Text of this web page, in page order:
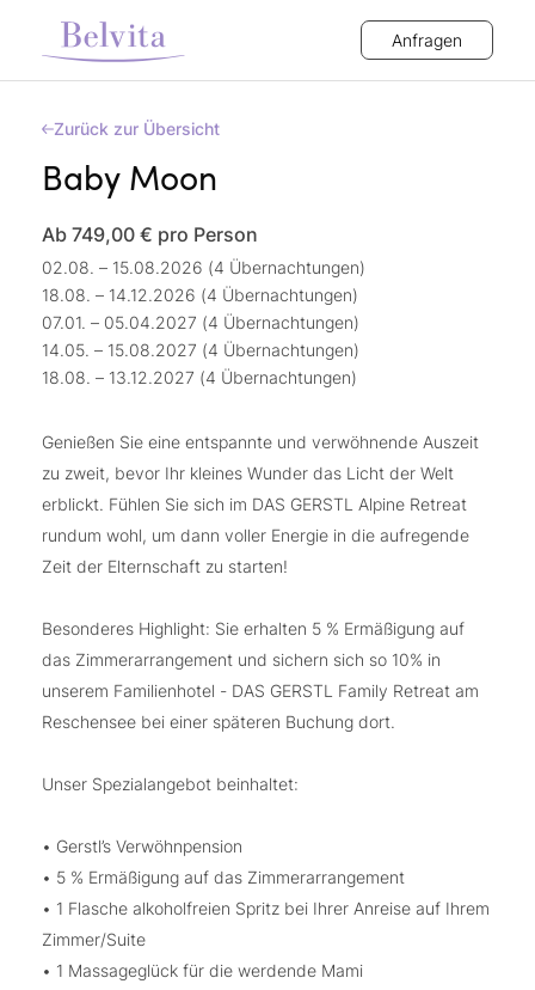
Anfragen
Zurück zur Übersicht
Baby Moon
Ab 749,00 € pro Person
02.08. – 15.08.2026 (4 Übernachtungen)
18.08. – 14.12.2026 (4 Übernachtungen)
07.01. – 05.04.2027 (4 Übernachtungen)
14.05. – 15.08.2027 (4 Übernachtungen)
18.08. – 13.12.2027 (4 Übernachtungen)
Genießen Sie eine entspannte und verwöhnende Auszeit
zu zweit, bevor Ihr kleines Wunder das Licht der Welt
erblickt. Fühlen Sie sich im DAS GERSTL Alpine Retreat
rundum wohl, um dann voller Energie in die aufregende
Zeit der Elternschaft zu starten!
Besonderes Highlight: Sie erhalten 5 % Ermäßigung auf
das Zimmerarrangement und sichern sich so 10% in
unserem Familienhotel - DAS GERSTL Family Retreat am
Reschensee bei einer späteren Buchung dort.
Unser Spezialangebot beinhaltet:
• Gerstl’s Verwöhnpension
• 5 % Ermäßigung auf das Zimmerarrangement
• 1 Flasche alkoholfreien Spritz bei Ihrer Anreise auf Ihrem
Zimmer/Suite
• 1 Massageglück für die werdende Mami